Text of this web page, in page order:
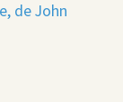
de John